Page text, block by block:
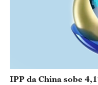
IPP da China sobe